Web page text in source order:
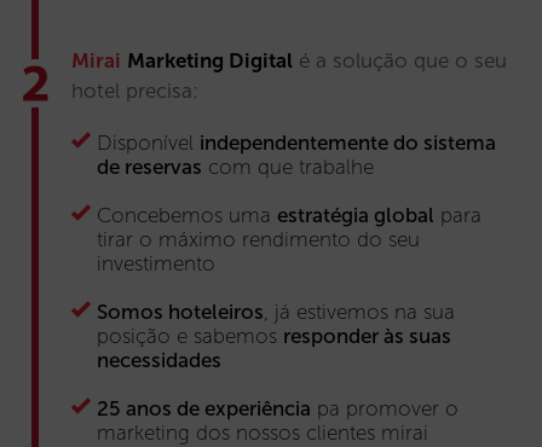
Mirai Marketing Digitalé a solução que o seu
hotel precisa:
Disponível independentemente do sistema
de reservas com que trabalhe
Concebemos uma estratégia global para
tirar o máximo rendimento do seu
investimento
Somos hoteleiros, já estivemos na sua
posição e sabemos responder às suas
necessidades
25 anos de experiência pa promover o
marketing dos nossos clientes mirai